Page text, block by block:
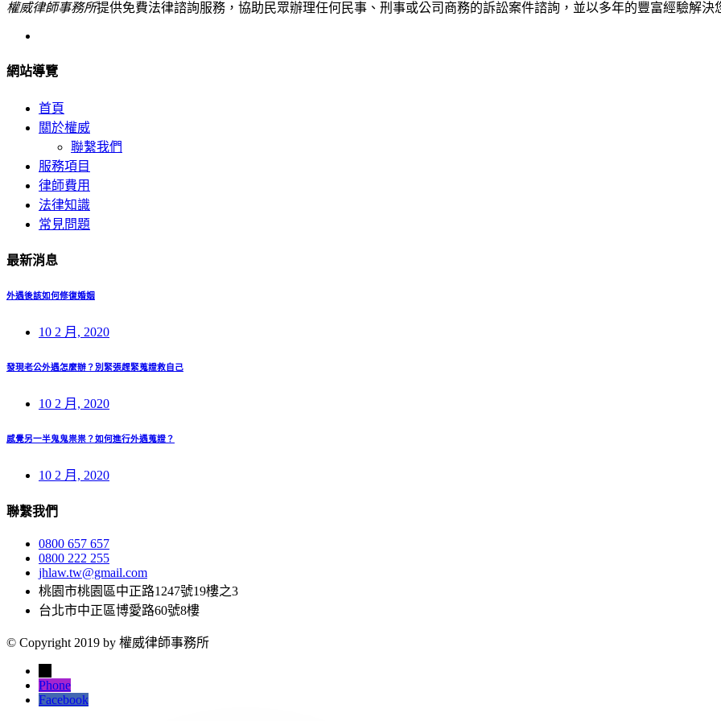
權威律師事務所提供免費法律諮詢服務，協助民眾辦理任何民事、刑事或公司商務的訴訟案件諮詢，並以多年的豐富經驗解決
網站導覽
首頁
關於權威
聯繫我們
服務項目
律師費用
法律知識
常見問題
最新消息
外遇後該如何修復婚姻
10 2 月, 2020
發現老公外遇怎麼辦？別緊張趕緊蒐證救自己
10 2 月, 2020
感覺另一半鬼鬼祟祟？如何進行外遇蒐證？
10 2 月, 2020
聯繫我們
0800 657 657
0800 222 255
jhlaw.tw@gmail.com
桃園市桃園區中正路1247號19樓之3
台北市中正區博愛路60號8樓
© Copyright 2019 by 權威律師事務所
Phone
Facebook